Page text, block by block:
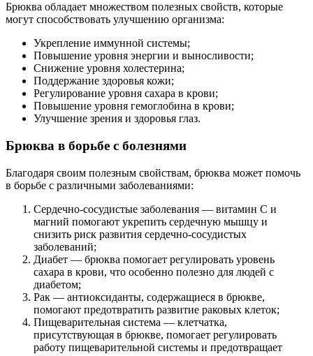
Брюква обладает множеством полезных свойств, которые
могут способствовать улучшению организма:
Укрепление иммунной системы;
Повышение уровня энергии и выносливости;
Снижение уровня холестерина;
Поддержание здоровья кожи;
Регулирование уровня сахара в крови;
Повышение уровня гемоглобина в крови;
Улучшение зрения и здоровья глаз.
Брюква в борьбе с болезнями
Благодаря своим полезным свойствам, брюква может помочь
в борьбе с различными заболеваниями:
Сердечно-сосудистые заболевания — витамин С и
магний помогают укрепить сердечную мышцу и
снизить риск развития сердечно-сосудистых
заболеваний;
Диабет — брюква помогает регулировать уровень
сахара в крови, что особенно полезно для людей с
диабетом;
Рак — антиоксиданты, содержащиеся в брюкве,
помогают предотвратить развитие раковых клеток;
Пищеварительная система — клетчатка,
присутствующая в брюкве, помогает регулировать
работу пищеварительной системы и предотвращает